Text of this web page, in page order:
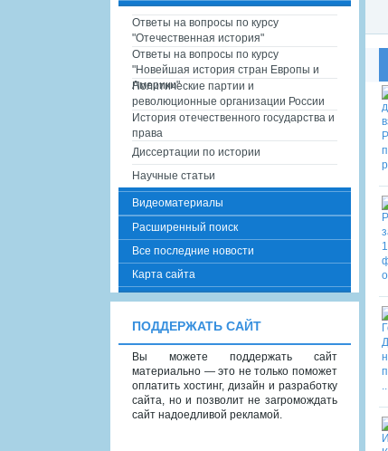
Ответы на вопросы по курсу
"Отечественная история"
Ответы на вопросы по курсу
"Новейшая история стран Европы и
Америки"
Политические партии и
революционные организации России
История отечественного государства и
права
Диссертации по истории
Научные статьи
Видеоматериалы
Расширенный поиск
Все последние новости
Карта сайта
ПОДДЕРЖАТЬ САЙТ
Вы можете поддержать сайт
материально — это не только поможет
оплатить хостинг, дизайн и разработку
сайта, но и позволит не загромождать
сайт надоедливой рекламой.